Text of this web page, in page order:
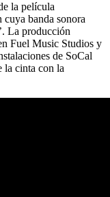
la película
banda sonora
La producción
Fuel Music Studios y
de SoCal
la cinta con la